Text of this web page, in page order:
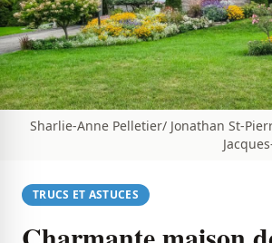
Sharlie-Anne Pelletier/ Jonathan St-
TRUCS ET ASTUCES